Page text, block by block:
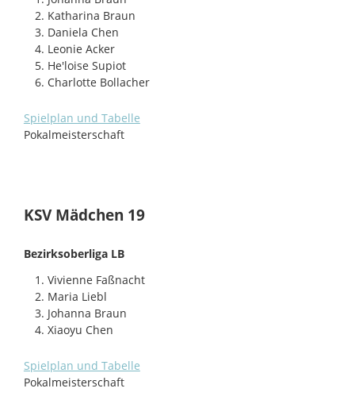
Katharina Braun
Daniela Chen
Leonie Acker
He'loise Supiot
Charlotte Bollacher
Spielplan und Tabelle
Pokalmeisterschaft
KSV Mädchen 19
Bezirksoberliga LB
Vivienne Faßnacht
Maria Liebl
Johanna Braun
Xiaoyu Chen
Spielplan und Tabelle
Pokalmeisterschaft